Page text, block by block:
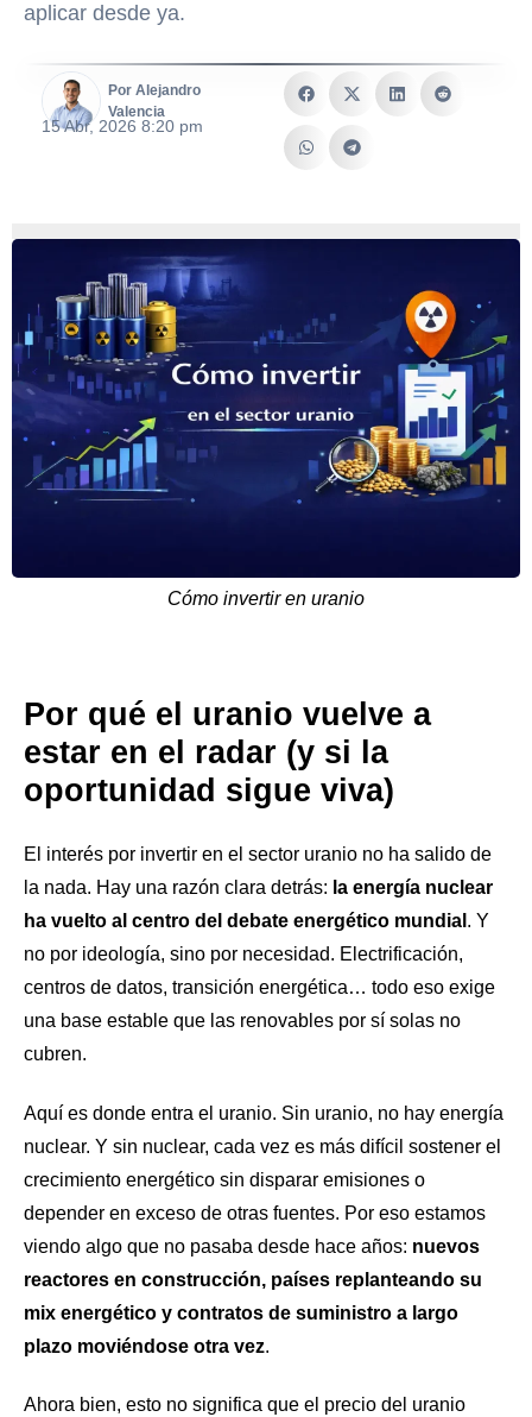
aplicar desde ya.
Por Alejandro
Valencia
15 Abr, 2026 8:20 pm
Cómo invertir en uranio
Por qué el uranio vuelve a
estar en el radar (y si la
oportunidad sigue viva)
El interés por invertir en el sector uranio no ha salido de
la nada. Hay una razón clara detrás: la energía nuclear
ha vuelto al centro del debate energético mundial . Y
no por ideología, sino por necesidad. Electrificación,
centros de datos, transición energética… todo eso exige
una base estable que las renovables por sí solas no
cubren.
Aquí es donde entra el uranio. Sin uranio, no hay energía
nuclear. Y sin nuclear, cada vez es más difícil sostener el
crecimiento energético sin disparar emisiones o
depender en exceso de otras fuentes. Por eso estamos
viendo algo que no pasaba desde hace años: nuevos
reactores en construcción, países replanteando su
mix energético y contratos de suministro a largo
plazo moviéndose otra vez.
Ahora bien, esto no significa que el precio del uranio